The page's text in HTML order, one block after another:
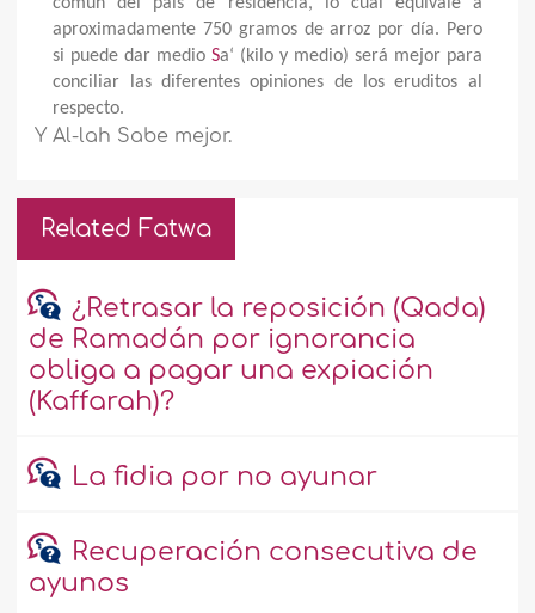
aproximadamente 750 gramos de arroz por día. Pero
si puede dar medioSa‘ (kilo y medio) será mejor para
conciliar las diferentes opiniones de los eruditos al
respecto.
Y Al-lah Sabe mejor.
Related Fatwa
¿Retrasar la reposición (Qada)
de Ramadán por ignorancia
obliga a pagar una expiación
(Kaffarah)?
La fidia por no ayunar
Recuperación consecutiva de
ayunos